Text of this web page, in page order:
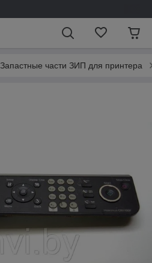
Запастные части ЗИП для принтера